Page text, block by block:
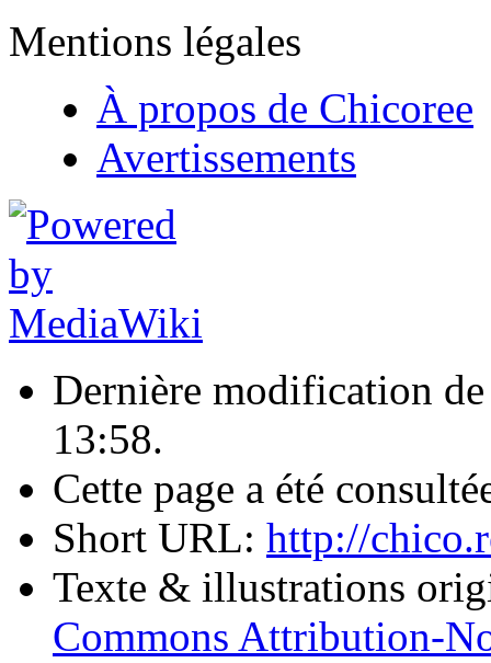
Mentions légales
À propos de Chicoree
Avertissements
Dernière modification
13:58.
Cette page a été
Short URL: http://
Texte & illustrations
Commons Attribution-